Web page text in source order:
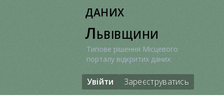
даних
Львівщини
Типове рішення Місцевого
порталу відкритих даних
Увійти Зареєструватись